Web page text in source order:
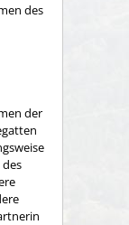
des
der